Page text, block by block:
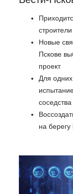
Новые
Пскове
проект
Для
на